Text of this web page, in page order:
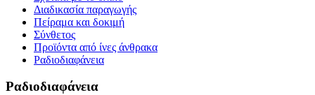
Διαδικασία παραγωγής
Πείραμα και δοκιμή
Σύνθετος
Προϊόντα από ίνες άνθρακα
Ραδιοδιαφάνεια
Ραδιοδιαφάνεια